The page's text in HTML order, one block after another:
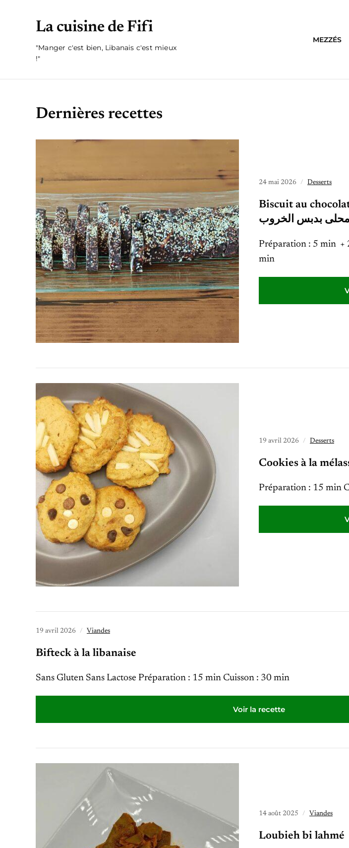
La cuisine de Fifi
"Manger c'est bien, Libanais c'est mieux
!"
MEZZÉS
Dernières recettes
24 mai 2026 Desserts
Biscuit au
بدبس الخروب
Préparation : 5 min +
min
19 avril 2026 Desserts
Cookies à la
Préparation : 15 min
19 avril 2026 Viandes
Bifteck à la libanaise
Sans Gluten Sans Lactose Préparation : 15 min Cuisson : 30 min
Voir la recette
14 août 2025 Viandes
Loubieh bi lahmé